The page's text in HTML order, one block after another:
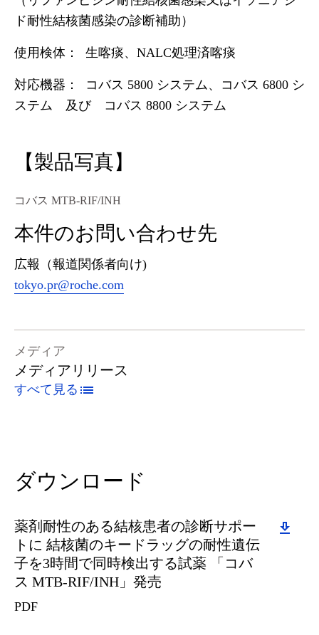
ド耐性結核菌感染の診断補助）
使用検体： 生喀痰、NALC処理済喀痰
対応機器： コバス 5800 システム、コバス 6800 シ
ステム 及び コバス 8800 システム
【製品写真】
コバス MTB-RIF/INH
本件のお問い合わせ先
広報（報道関係者向け)
tokyo.pr@roche.com
メディア
メディアリリース
すべて見る
ダウンロード
Download
薬剤耐性のある結核患者の診断サポー
トに 結核菌のキードラッグの耐性遺伝
子を3時間で同時検出する試薬 「コバ
ス MTB-RIF/INH」発売
PDF